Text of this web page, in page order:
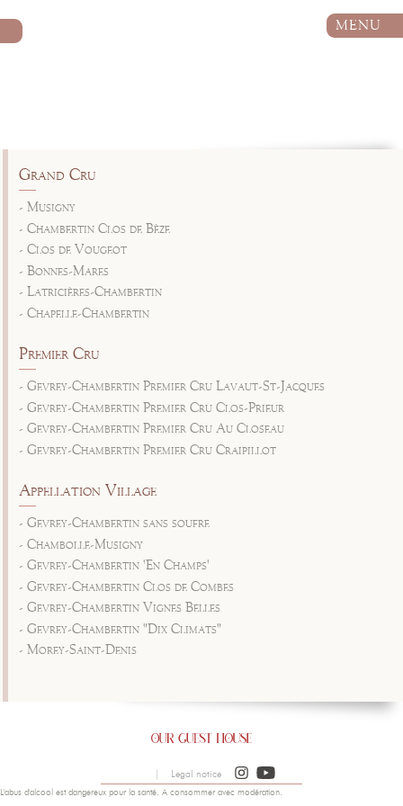
MENU
Grand Cru
- Musigny
- Chambertin Clos de Bèze
- Clos de Vougeot
- Bonnes-Mares
- Latricières-Chambertin
- Chapelle-Chambertin
Premier Cru
- Gevrey-Chambertin Premier Cru Lavaut-St-Jacques
- Gevrey-Chambertin Premier Cru Clos-Prieur
- Gevrey-Chambertin Premier Cru Au Closeau
- Gevrey-Chambertin Premier Cru Craipillot
Appellation Village
- Gevrey-Chambertin sans soufre
- Chambolle-Musigny
- Gevrey-Chambertin 'En Champs'
- Gevrey-Chambertin Clos de Combes
- Gevrey-Chambertin Vignes Belles
- Gevrey-Chambertin "Dix Climats"
- Morey-Saint-Denis
Legal notice
L'abus d'alcool est dangereux pour la santé. A consommer avec modération.